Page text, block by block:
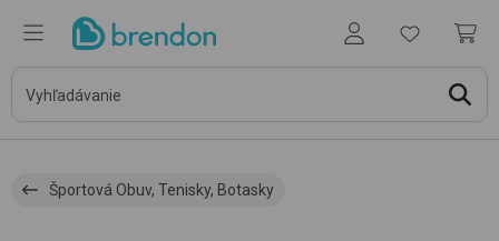
Športová Obuv, Tenisky, Botasky